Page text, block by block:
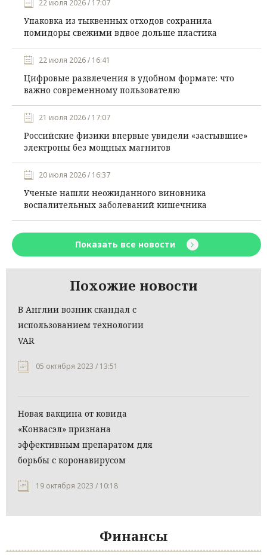
22 июля 2026 / 17:07
Упаковка из тыквенных отходов сохранила
помидоры свежими вдвое дольше пластика
22 июля 2026 / 16:41
Цифровые развлечения в удобном формате: что
важно современному пользователю
21 июля 2026 / 17:07
Российские физики впервые увидели «застывшие»
электроны без мощных магнитов
20 июля 2026 / 16:37
Ученые нашли неожиданного виновника
воспалительных заболеваний кишечника
Показать все новости
Похожие новости
В Англии возник скандал с
использованием технологии
VAR
05 октября 2023 / 13:51
Новая вакцина от ковида
«Конвасэл» признана
эффективным препаратом для
борьбы с коронавирусом
19 октября 2023 / 10:18
Финансы